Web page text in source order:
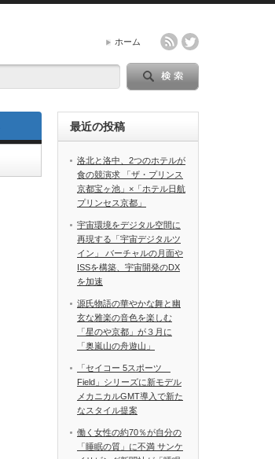
ホーム
最近の投稿
洛北と洛中、2つのホテルが
食の競演求 「ザ・プリンス
京都宝ヶ池」×「ホテル日航
プリンセス京都」
宇宙環境をデジタル空間に
再現する「宇宙デジタルツ
イン」 バーチャルの月面や
ISSを構築、宇宙開発のDX
を加速
源氏物語の華やかな舞と幽
玄な雅楽の音色を楽しむ
「星のや京都」が３月に
「奥嵐山の舟遊山」
「セイコー 5スポーツ
Field」シリーズに新モデル
メカニカルGMT導入で新た
なスタイル提案
働く女性の約70％が自分の
「睡眠の質」に不満 サンケ